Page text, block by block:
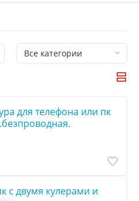
Все категории
для телефона или пк
с двумя кулерами и